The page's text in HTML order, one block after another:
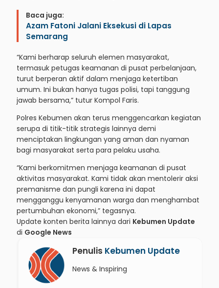
Baca juga:
Azam Fatoni Jalani Eksekusi di Lapas
Semarang
“Kami berharap seluruh elemen masyarakat,
termasuk petugas keamanan di pusat perbelanjaan,
turut berperan aktif dalam menjaga ketertiban
umum. Ini bukan hanya tugas polisi, tapi tanggung
jawab bersama,” tutur Kompol Faris.
Polres Kebumen akan terus menggencarkan kegiatan
serupa di titik-titik strategis lainnya demi
menciptakan lingkungan yang aman dan nyaman
bagi masyarakat serta para pelaku usaha.
“Kami berkomitmen menjaga keamanan di pusat
aktivitas masyarakat. Kami tidak akan mentolerir aksi
premanisme dan pungli karena ini dapat
mengganggu kenyamanan warga dan menghambat
pertumbuhan ekonomi,” tegasnya.
Update konten berita lainnya dari Kebumen Update
di Google News
Penulis Kebumen Update
News & Inspiring